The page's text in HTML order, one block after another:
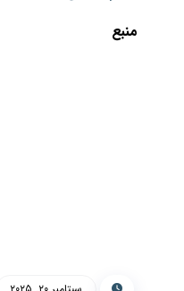
منبع